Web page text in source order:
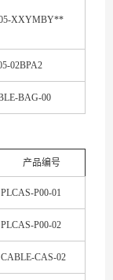
XXYMBY**
02BPA2
BAG-00
产品编号
PLCAS-P00-01
PLCAS-P00-02
CABLE-CAS-02